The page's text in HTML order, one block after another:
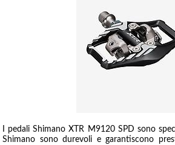
I pedali Shimano XTR M9120 SPD sono
Shimano sono durevoli e garantiscono